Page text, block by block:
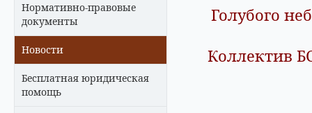
Нормативно-правовые
документы
Новости
Бесплатная юридическая
помощь
Голубого
Коллектив